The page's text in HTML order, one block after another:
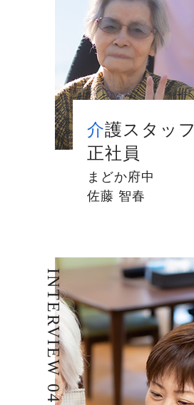
介護スタッフ
正社員
まどか府中
佐藤 智春
INTERVIEW 04